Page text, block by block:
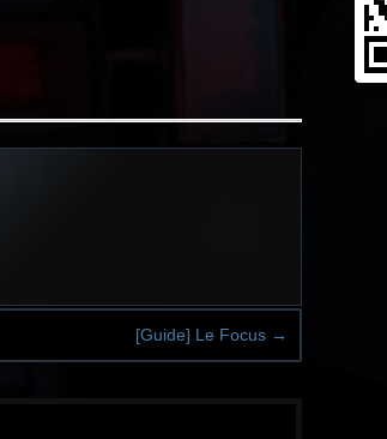
[Guide] Le Focus →